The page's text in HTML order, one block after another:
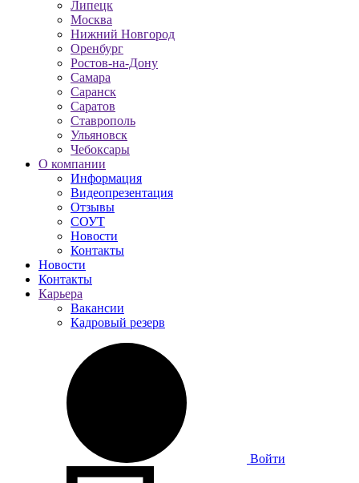
Липецк
Москва
Нижний Новгород
Оренбург
Ростов-на-Дону
Самара
Саранск
Саратов
Ставрополь
Ульяновск
Чебоксары
О компании
Информация
Видеопрезентация
Отзывы
СОУТ
Новости
Контакты
Новости
Контакты
Карьера
Вакансии
Кадровый резерв
Войти